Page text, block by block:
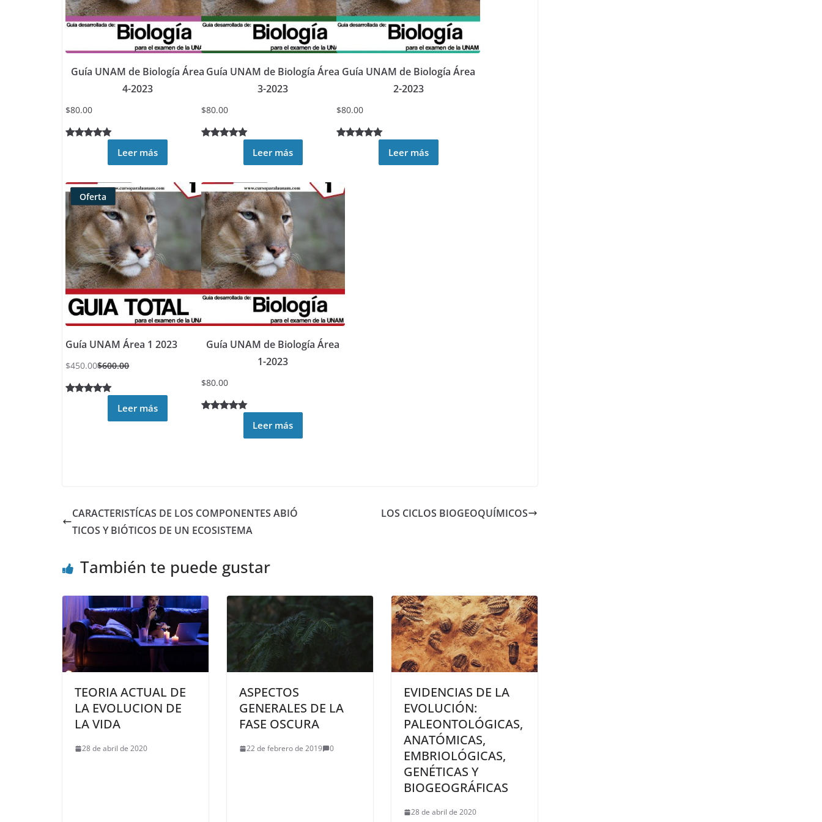
Guía UNAM de Biología Área
4-2023
$80.00
en
puntuacione
s de
clientes
Leer más
Guía UNAM de Biología Área
3-2023
$80.00
en
puntuacione
s de
clientes
Leer más
Guía UNAM de Biología Área
2-2023
$80.00
en
Leer más
Guía UNAM Área 1 2023
Oferta
Producto
rebajado
$600.00
$450.00
Leer más
Guía UNAM de Biología Área
1-2023
$80.00
Leer más
CARACTERISTÍCAS DE LOS COMPONENTES ABIÓ
TICOS Y BIÓTICOS DE UN ECOSISTEMA
LOS CICLOS BIOGEOQUÍMICOS
También te puede gustar
TEORIA ACTUAL DE
LA EVOLUCION DE
LA VIDA
28 de abril de 2020
ASPECTOS
GENERALES DE LA
FASE OSCURA
22 de febrero de 2019 0
EVIDENCIAS DE LA
EVOLUCIÓN:
PALEONTOLÓGICAS,
ANATÓMICAS,
EMBRIOLÓGICAS,
GENÉTICAS Y
BIOGEOGRÁFICAS
28 de abril de 2020